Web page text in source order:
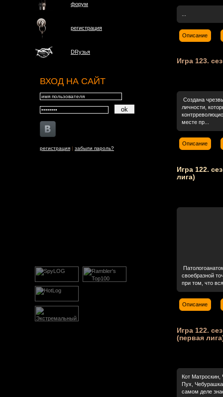
форум
регистрация
DRузья
ВХОД НА САЙТ
регистрация | забыли пароль?
Описание
Игра 123.
Создана
личности,
месте пр...
Описание
Игра 122.
лига)
своебразной
при том, что
Описание
Игра 122.
(первая
Кот
Пух,
самом деле